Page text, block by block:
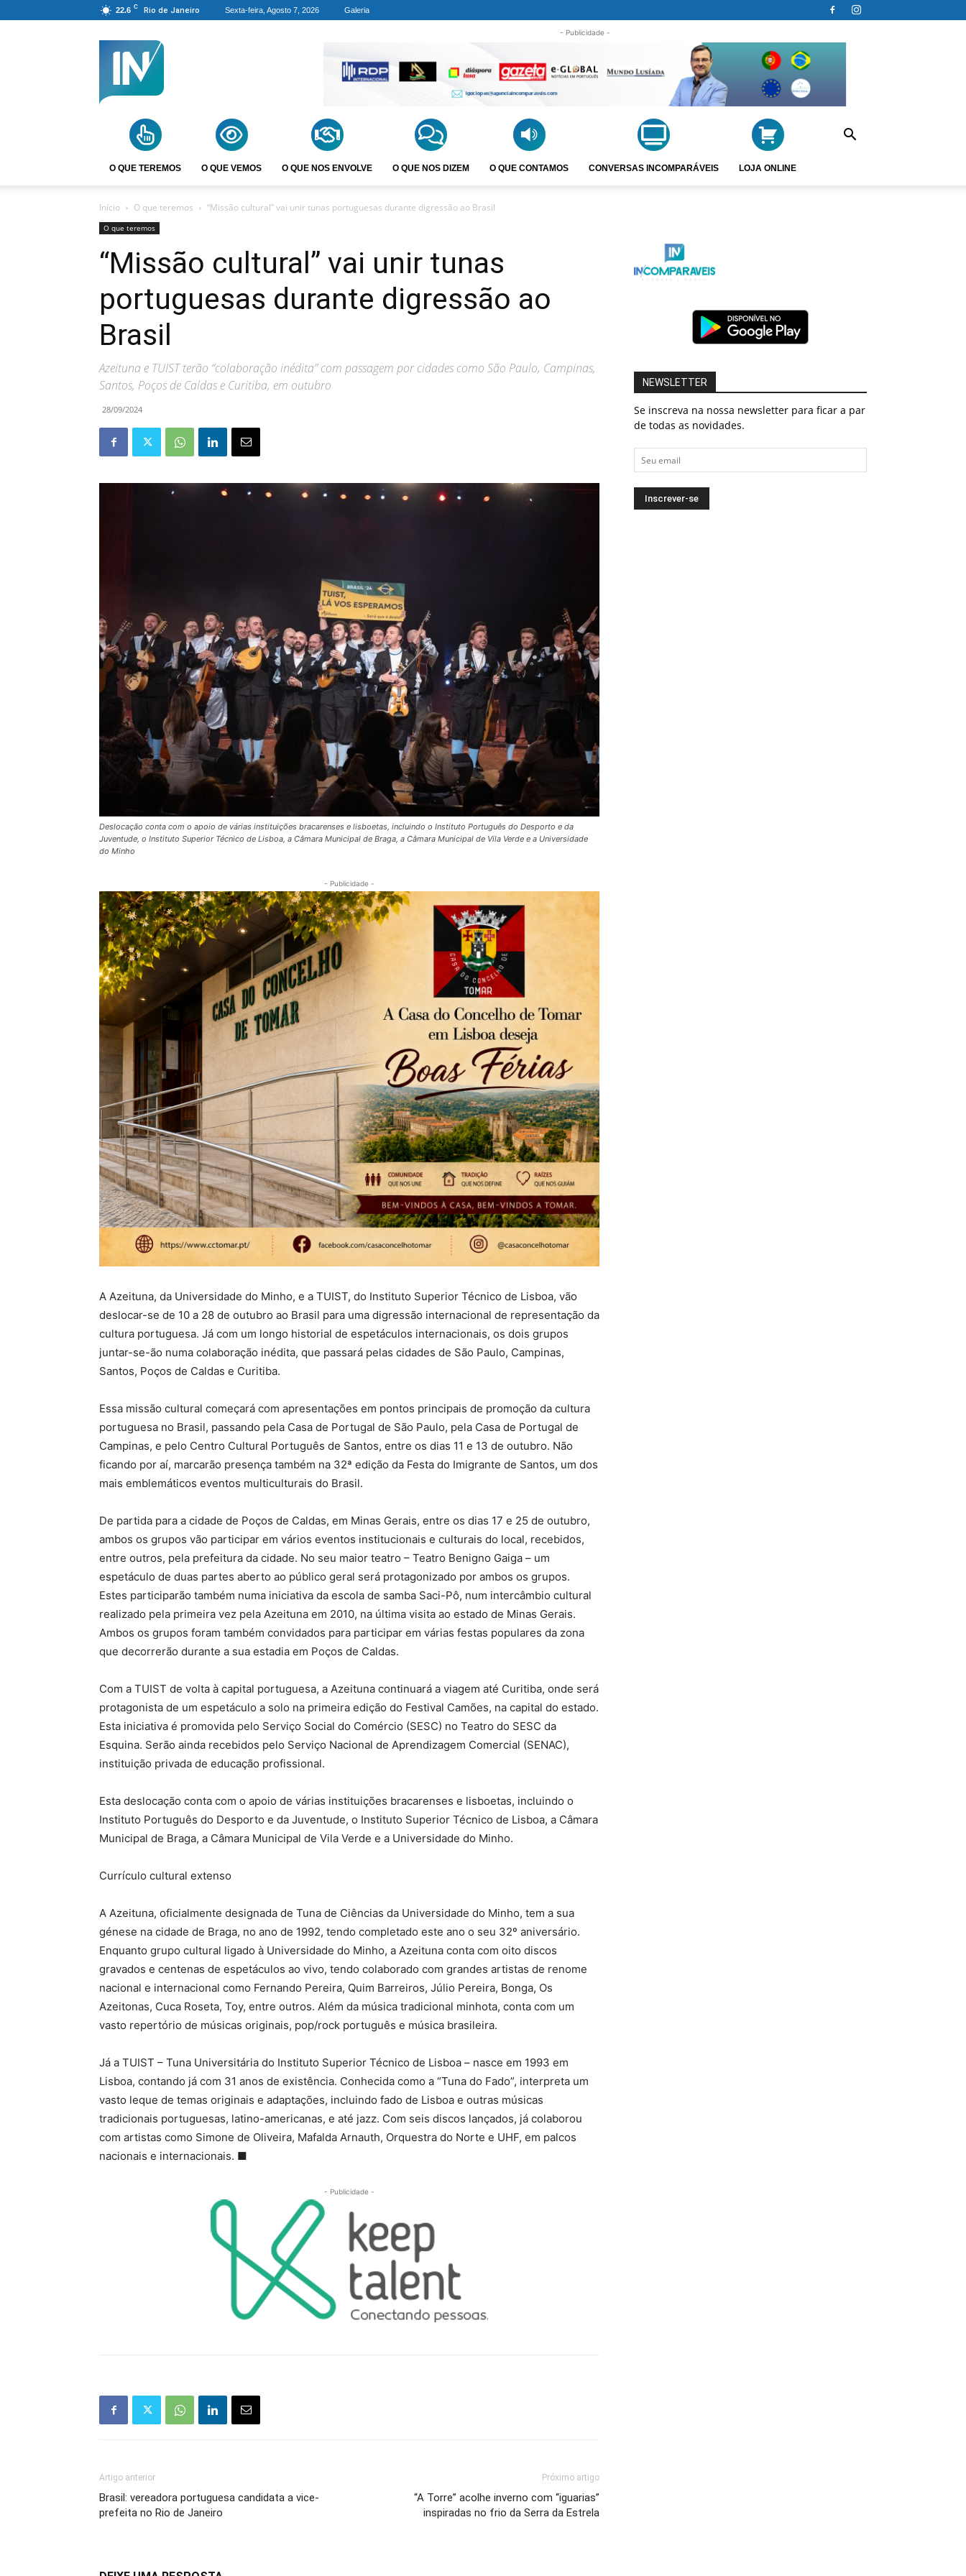
22.6 C Rio de Janeiro Sexta-feira, Agosto 7, 2026 Galeria
- Publicidade -
O QUE TEREMOS O QUE VEMOS O QUE NOS ENVOLVE O QUE NOS DIZEM O QUE CONTAMOS CONVERSAS INCOMPARÁVEIS LOJA ONLINE
Início O que teremos “Missão cultural” vai unir tunas portuguesas durante digressão ao Brasil
O que teremos
“Missão cultural” vai unir tunas
portuguesas durante digressão ao
Brasil
Azeituna e TUIST terão “colaboração inédita” com passagem por cidades como São Paulo, Campinas,
Santos, Poços de Caldas e Curitiba, em outubro
28/09/2024
Deslocação conta com o apoio de várias instituições bracarenses e lisboetas, incluindo o Instituto Português do Desporto e da
Juventude, o Instituto Superior Técnico de Lisboa, a Câmara Municipal de Braga, a Câmara Municipal de Vila Verde e a Universidade
do Minho
- Publicidade -
A Azeituna, da Universidade do Minho, e a TUIST, do Instituto Superior Técnico de Lisboa, vão
deslocar-se de 10 a 28 de outubro ao Brasil para uma digressão internacional de representação da
cultura portuguesa. Já com um longo historial de espetáculos internacionais, os dois grupos
juntar-se-ão numa colaboração inédita, que passará pelas cidades de São Paulo, Campinas,
Santos, Poços de Caldas e Curitiba.
Essa missão cultural começará com apresentações em pontos principais de promoção da cultura
portuguesa no Brasil, passando pela Casa de Portugal de São Paulo, pela Casa de Portugal de
Campinas, e pelo Centro Cultural Português de Santos, entre os dias 11 e 13 de outubro. Não
ficando por aí, marcarão presença também na 32ª edição da Festa do Imigrante de Santos, um dos
mais emblemáticos eventos multiculturais do Brasil.
De partida para a cidade de Poços de Caldas, em Minas Gerais, entre os dias 17 e 25 de outubro,
ambos os grupos vão participar em vários eventos institucionais e culturais do local, recebidos,
entre outros, pela prefeitura da cidade. No seu maior teatro – Teatro Benigno Gaiga – um
espetáculo de duas partes aberto ao público geral será protagonizado por ambos os grupos.
Estes participarão também numa iniciativa da escola de samba Saci-Pô, num intercâmbio cultural
realizado pela primeira vez pela Azeituna em 2010, na última visita ao estado de Minas Gerais.
Ambos os grupos foram também convidados para participar em várias festas populares da zona
que decorrerão durante a sua estadia em Poços de Caldas.
Com a TUIST de volta à capital portuguesa, a Azeituna continuará a viagem até Curitiba, onde será
protagonista de um espetáculo a solo na primeira edição do Festival Camões, na capital do estado.
Esta iniciativa é promovida pelo Serviço Social do Comércio (SESC) no Teatro do SESC da
Esquina. Serão ainda recebidos pelo Serviço Nacional de Aprendizagem Comercial (SENAC),
instituição privada de educação profissional.
Esta deslocação conta com o apoio de várias instituições bracarenses e lisboetas, incluindo o
Instituto Português do Desporto e da Juventude, o Instituto Superior Técnico de Lisboa, a Câmara
Municipal de Braga, a Câmara Municipal de Vila Verde e a Universidade do Minho.
Currículo cultural extenso
A Azeituna, oficialmente designada de Tuna de Ciências da Universidade do Minho, tem a sua
génese na cidade de Braga, no ano de 1992, tendo completado este ano o seu 32º aniversário.
Enquanto grupo cultural ligado à Universidade do Minho, a Azeituna conta com oito discos
gravados e centenas de espetáculos ao vivo, tendo colaborado com grandes artistas de renome
nacional e internacional como Fernando Pereira, Quim Barreiros, Júlio Pereira, Bonga, Os
Azeitonas, Cuca Roseta, Toy, entre outros. Além da música tradicional minhota, conta com um
vasto repertório de músicas originais, pop/rock português e música brasileira.
Já a TUIST – Tuna Universitária do Instituto Superior Técnico de Lisboa – nasce em 1993 em
Lisboa, contando já com 31 anos de existência. Conhecida como a “Tuna do Fado”, interpreta um
vasto leque de temas originais e adaptações, incluindo fado de Lisboa e outras músicas
tradicionais portuguesas, latino-americanas, e até jazz. Com seis discos lançados, já colaborou
com artistas como Simone de Oliveira, Mafalda Arnauth, Orquestra do Norte e UHF, em palcos
nacionais e internacionais. ■
- Publicidade -
Artigo anterior
Brasil: vereadora portuguesa candidata a vice-
prefeita no Rio de Janeiro
Próximo artigo
“A Torre” acolhe inverno com “iguarias”
inspiradas no frio da Serra da Estrela
NEWSLETTER
Se inscreva na nossa newsletter para ficar a par
de todas as novidades.